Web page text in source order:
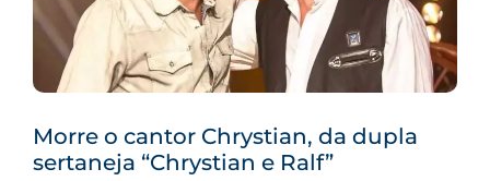
Morre o cantor Chrystian, da dupla
sertaneja “Chrystian e Ralf”